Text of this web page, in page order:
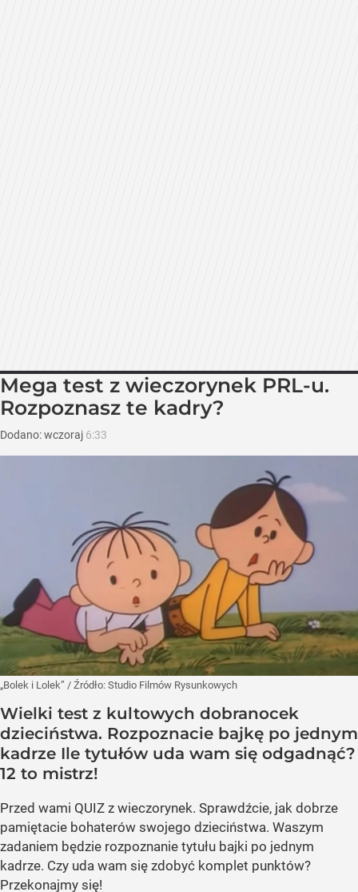
Mega test z wieczorynek PRL-u.
Rozpoznasz te kadry?
Dodano:wczoraj 6:33
„Bolek i Lolek” / Źródło: Studio Filmów Rysunkowych
Wielki test z kultowych dobranocek
dzieciństwa. Rozpoznacie bajkę po jednym
kadrze Ile tytułów uda wam się odgadnąć?
12 to mistrz!
Przed wami QUIZ z wieczorynek. Sprawdźcie, jak dobrze
pamiętacie bohaterów swojego dzieciństwa. Waszym
zadaniem będzie rozpoznanie tytułu bajki po jednym
kadrze. Czy uda wam się zdobyć komplet punktów?
Przekonajmy się!